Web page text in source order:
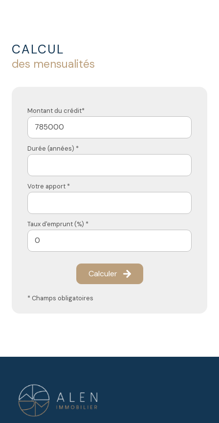
CALCUL
des mensualités
Montant du crédit*
Durée (années) *
Votre apport *
Taux d'emprunt (%) *
Calculer
* Champs obligatoires